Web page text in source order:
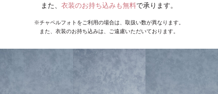
また、 衣装のお持ち込みも無料で承ります。
※チャペルフォトをご利用の場合は、取扱い数が異なります。
また、衣装のお持ち込みは、ご遠慮いただいております。